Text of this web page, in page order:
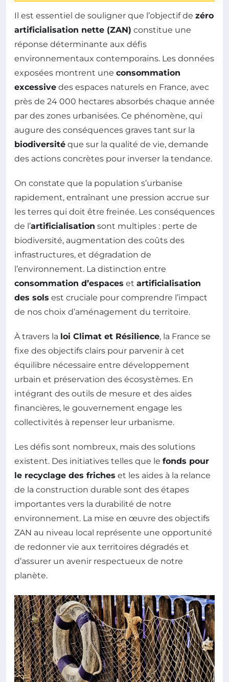
Il est essentiel de souligner que l’objectif de zéro
artificialisation nette (ZAN) constitue une
réponse déterminante aux défis
environnementaux contemporains. Les données
exposées montrent une consommation
excessive des espaces naturels en France, avec
près de 24 000 hectares absorbés chaque année
par des zones urbanisées. Ce phénomène, qui
augure des conséquences graves tant sur la
biodiversité que sur la qualité de vie, demande
des actions concrètes pour inverser la tendance.
On constate que la population s’urbanise
rapidement, entraînant une pression accrue sur
les terres qui doit être freinée. Les conséquences
de l’artificialisation sont multiples : perte de
biodiversité, augmentation des coûts des
infrastructures, et dégradation de
l’environnement. La distinction entre
consommation d’espaces et artificialisation
des sols est cruciale pour comprendre l’impact
de nos choix d’aménagement du territoire.
À travers la loi Climat et Résilience, la France se
fixe des objectifs clairs pour parvenir à cet
équilibre nécessaire entre développement
urbain et préservation des écosystèmes. En
intégrant des outils de mesure et des aides
financières, le gouvernement engage les
collectivités à repenser leur urbanisme.
Les défis sont nombreux, mais des solutions
existent. Des initiatives telles que le fonds pour
le recyclage des friches et les aides à la relance
de la construction durable sont des étapes
importantes vers la durabilité de notre
environnement. La mise en œuvre des objectifs
ZAN au niveau local représente une opportunité
de redonner vie aux territoires dégradés et
d’assurer un avenir respectueux de notre
planète.